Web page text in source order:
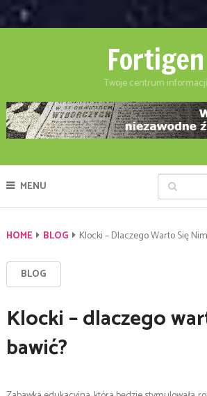
Fortigen
Twoje centrum informacji
MENU
HOME BLOG Klocki – Dlaczego Warto Się
BLOG
Klocki – dlaczego
bawić?